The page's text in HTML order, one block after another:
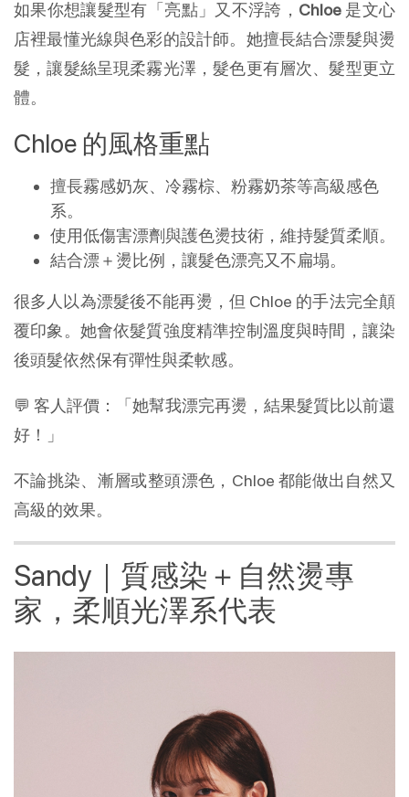
如果你想讓髮型有「亮點」又不浮誇， Chloe是文心
店裡最懂光線與色彩的設計師。她擅長結合漂髮與燙
髮，讓髮絲呈現柔霧光澤，髮色更有層次、髮型更立
體。
Chloe 的風格重點
擅長霧感奶灰、冷霧棕、粉霧奶茶等高級感色
系。
使用低傷害漂劑與護色燙技術，維持髮質柔順。
結合漂＋燙比例，讓髮色漂亮又不扁塌。
很多人以為漂髮後不能再燙，但 Chloe 的手法完全顛
覆印象。她會依髮質強度精準控制溫度與時間，讓染
後頭髮依然保有彈性與柔軟感。
💬 客人評價：「她幫我漂完再燙，結果髮質比以前還
好！」
不論挑染、漸層或整頭漂色，Chloe 都能做出自然又
高級的效果。
Sandy｜質感染＋自然燙專
家，柔順光澤系代表